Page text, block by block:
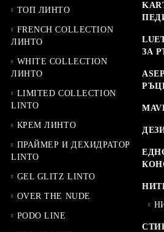
ТОП ЛИНТО
FRENCH COLLECTION
ЛИНТО
WHITE COLLECTION
ЛИНТО
LIMITED COLLECTION
LINTO
КРЕМ ЛИНТО
ПРАЙМЕР И ДЕХИДРАТОР
LINTO
GEL GLITZ LINTO
OVER THE NUDE
PODO LINE
ЗА